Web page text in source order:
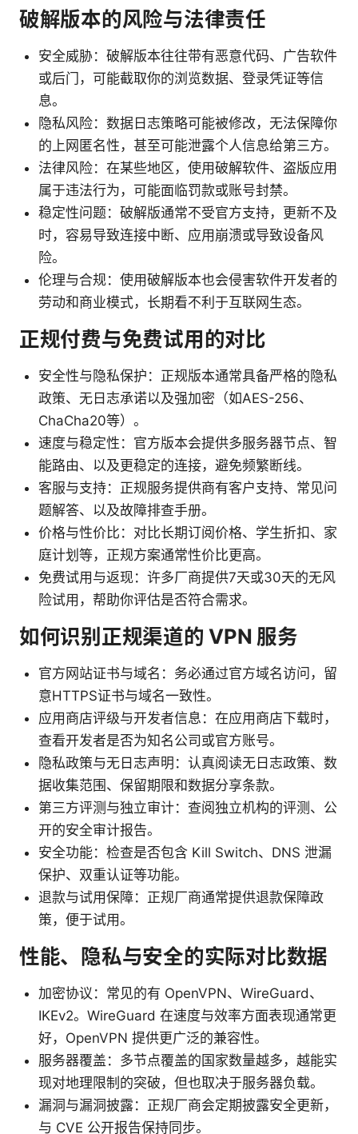
破解版本的风险与法律责任
安全威胁：破解版本往往带有恶意代码、广告软件
或后门，可能截取你的浏览数据、登录凭证等信
息。
隐私风险：数据日志策略可能被修改，无法保障你
的上网匿名性，甚至可能泄露个人信息给第三方。
法律风险：在某些地区，使用破解软件、盗版应用
属于违法行为，可能面临罚款或账号封禁。
稳定性问题：破解版通常不受官方支持，更新不及
时，容易导致连接中断、应用崩溃或导致设备风
险。
伦理与合规：使用破解版本也会侵害软件开发者的
劳动和商业模式，长期看不利于互联网生态。
正规付费与免费试用的对比
安全性与隐私保护：正规版本通常具备严格的隐私
政策、无日志承诺以及强加密（如AES-256、
ChaCha20等）。
速度与稳定性：官方版本会提供多服务器节点、智
能路由、以及更稳定的连接，避免频繁断线。
客服与支持：正规服务提供商有客户支持、常见问
题解答、以及故障排查手册。
价格与性价比：对比长期订阅价格、学生折扣、家
庭计划等，正规方案通常性价比更高。
免费试用与返现：许多厂商提供7天或30天的无风
险试用，帮助你评估是否符合需求。
如何识别正规渠道的 VPN 服务
官方网站证书与域名：务必通过官方域名访问，留
意HTTPS证书与域名一致性。
应用商店评级与开发者信息：在应用商店下载时，
查看开发者是否为知名公司或官方账号。
隐私政策与无日志声明：认真阅读无日志政策、数
据收集范围、保留期限和数据分享条款。
第三方评测与独立审计：查阅独立机构的评测、公
开的安全审计报告。
安全功能：检查是否包含 Kill Switch、DNS 泄漏
保护、双重认证等功能。
退款与试用保障：正规厂商通常提供退款保障政
策，便于试用。
性能、隐私与安全的实际对比数据
加密协议：常见的有 OpenVPN、WireGuard、
IKEv2。WireGuard 在速度与效率方面表现通常更
好，OpenVPN 提供更广泛的兼容性。
服务器覆盖：多节点覆盖的国家数量越多，越能实
现对地理限制的突破，但也取决于服务器负载。
漏洞与漏洞披露：正规厂商会定期披露安全更新，
与 CVE 公开报告保持同步。